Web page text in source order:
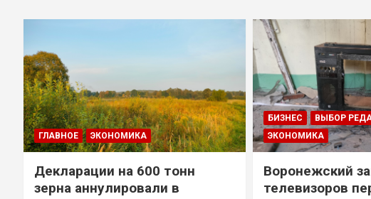
ГЛАВНОЕ ЭКОНОМИКА
Декларации на 600 тонн
зерна аннулировали в
БИЗНЕС
ВЫБОР
ЭКОНОМИКА
Воронежский
телевизоров